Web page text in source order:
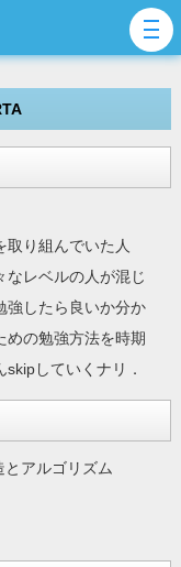
取り組んでいた人
なレベルの人が混じ
強したら良いか分か
めの勉強方法を時期
していくナリ．
アルゴリズム